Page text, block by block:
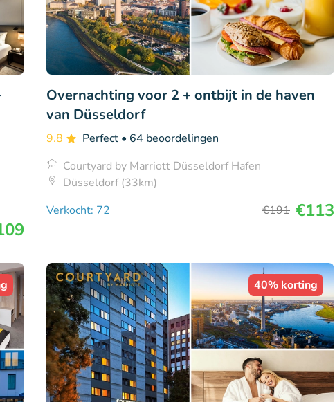
Overnachting voor 2 + ontbijt in de haven
van Düsseldorf
9.8 Perfect • 64 beoordelingen
Courtyard by Marriott Düsseldorf Hafen
Düsseldorf (33km)
Verkocht: 72
€191 €113
40% korting